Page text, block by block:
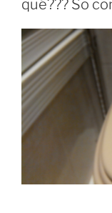
qué??? So